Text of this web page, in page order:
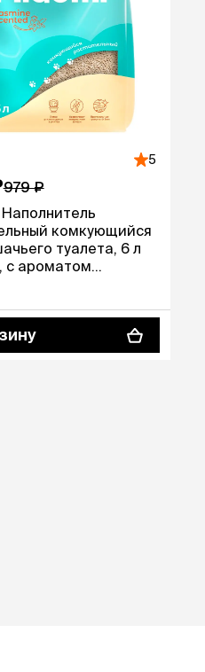
и
5
979 ₽
Наполнитель
комкующийся
туалета, 6 л
с ароматом